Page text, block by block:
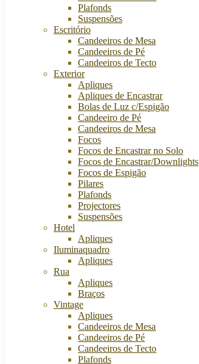
Plafonds
Suspensões
Escritório
Candeeiros de Mesa
Candeeiros de Pé
Candeeiros de Tecto
Exterior
Apliques
Apliques de Encastrar
Bolas de Luz c/Espigão
Candeeiro de Pé
Candeeiros de Mesa
Focos
Focos de Encastrar no Solo
Focos de Encastrar/Downlights
Focos de Espigão
Pilares
Plafonds
Projectores
Suspensões
Hotel
Apliques
Iluminaquadro
Apliques
Rua
Apliques
Braços
Vintage
Apliques
Candeeiros de Mesa
Candeeiros de Pé
Candeeiros de Tecto
Plafonds